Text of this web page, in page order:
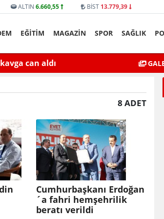
ALTIN 6.660,55 BİST 13.779,39
EĞİTİM MAGAZİN SPOR SAĞLIK
can aldı
Mardin’de Ceza
8 ADET
Cumhurbaşkanı Erdoğan
´a fahri hemşehrilik
beratı verildi